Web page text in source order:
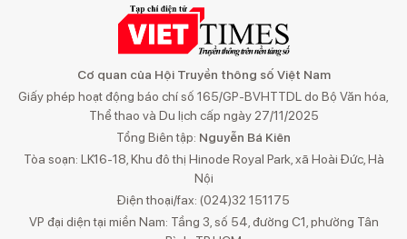
Cơ quan của Hội Truyền thông số Việt Nam
Giấy phép hoạt động báo chí số 165/GP-BVHTTDL do Bộ Văn hóa,
Thể thao và Du lịch cấp ngày 27/11/2025
Tổng Biên tập: Nguyễn Bá Kiên
Tòa soạn: LK16-18, Khu đô thị Hinode Royal Park, xã Hoài Đức, Hà
Nội
Điện thoại/fax: (024)32 151175
VP đại diện tại miền Nam: Tầng 3, số 54, đường C1, phường Tân